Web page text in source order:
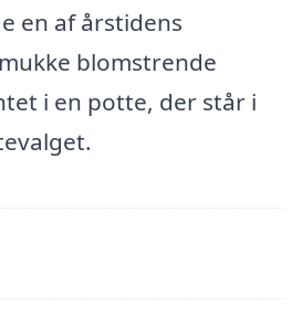
en af årstidens
blomstrende
i en potte, der står i